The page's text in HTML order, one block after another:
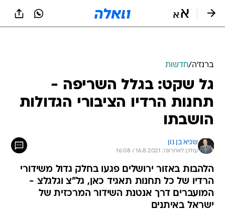
ברנז'ה/חדשות
גל שקט: בגלל השריפה -
תחנות הרדיו הציבורי הגדולות
הושבתו
שגיא בן נון
עודכן לאחרונה: 16.8.2021 / 16:08
הלהבות באזור ירושלים פגעו בחלק גדול משידורי
הרדיו של כל תחנות תאגיד כאן, גל"צ וגלגלצ -
המועברים דרך אנטנת השידור המרכזית של
ישראל באיתנים